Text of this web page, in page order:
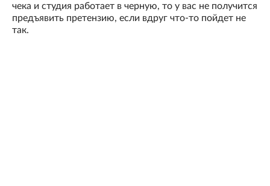
чека и студия работает в черную, то у вас не получится
предъявить претензию, если вдруг что-то пойдет не
так.